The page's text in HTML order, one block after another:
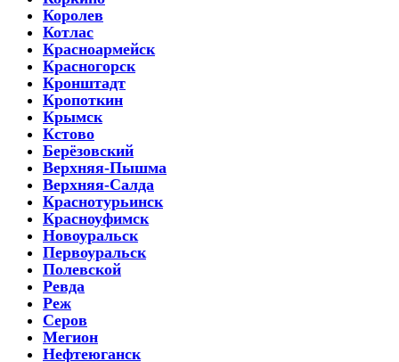
Королев
Котлас
Красноармейск
Красногорск
Кронштадт
Кропоткин
Крымск
Кстово
Берёзовский
Верхняя-Пышма
Верхняя-Салда
Краснотурьинск
Красноуфимск
Новоуральск
Первоуральск
Полевской
Ревда
Реж
Серов
Мегион
Нефтеюганск